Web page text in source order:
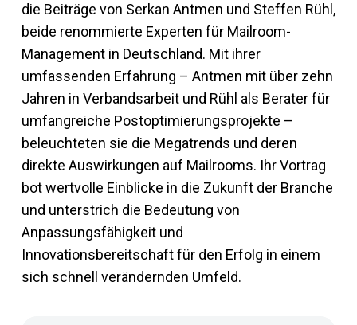
die Beiträge von Serkan Antmen und Steffen Rühl,
beide renommierte Experten für Mailroom-
Management in Deutschland. Mit ihrer
umfassenden Erfahrung – Antmen mit über zehn
Jahren in Verbandsarbeit und Rühl als Berater für
umfangreiche Postoptimierungsprojekte –
beleuchteten sie die Megatrends und deren
direkte Auswirkungen auf Mailrooms. Ihr Vortrag
bot wertvolle Einblicke in die Zukunft der Branche
und unterstrich die Bedeutung von
Anpassungsfähigkeit und
Innovationsbereitschaft für den Erfolg in einem
sich schnell verändernden Umfeld.